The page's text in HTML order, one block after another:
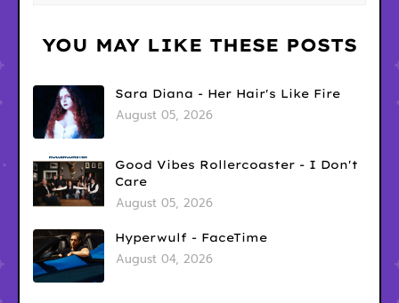
YOU MAY LIKE THESE POSTS
Sara Diana - Her Hair's Like Fire
August 05, 2026
Good Vibes Rollercoaster - I Don't
Care
August 05, 2026
Hyperwulf - FaceTime
August 04, 2026